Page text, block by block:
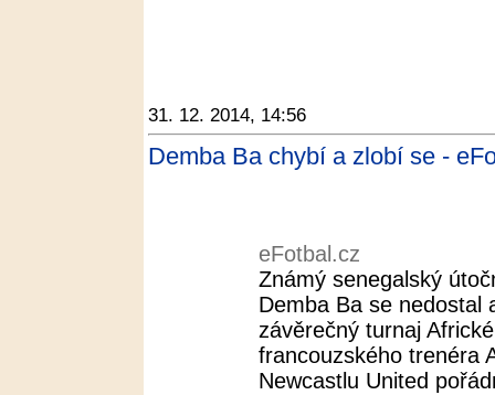
31. 12. 2014, 14:56
Demba Ba chybí a zlobí se -
eFotbal.cz
Známý senegalský
Demba Ba se nedostal
závěrečný turnaj
francouzského trenéra
Newcastlu United